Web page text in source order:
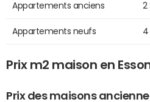
Appartements anciens 2
Appartements neufs
Prix m2 maison en
Prix des maisons